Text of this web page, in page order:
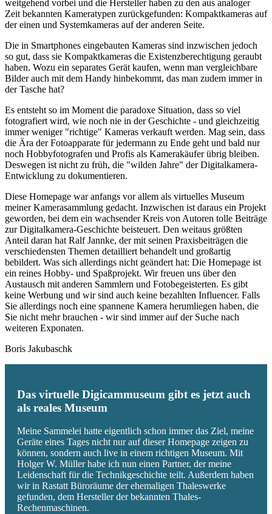
weitgehend vorbei und die Hersteller haben zu den aus analoger
Zeit bekannten Kameratypen zurückgefunden: Kompaktkameras auf
der einen und Systemkameras auf der anderen Seite.
Die in Smartphones eingebauten Kameras sind inzwischen jedoch
so gut, dass sie Kompaktkameras die Existenzberechtigung geraubt
haben. Wozu ein separates Gerät kaufen, wenn man vergleichbare
Bilder auch mit dem Handy hinbekommt, das man zudem immer in
der Tasche hat?
Es entsteht so im Moment die paradoxe Situation, dass so viel
fotografiert wird, wie noch nie in der Geschichte - und gleichzeitig
immer weniger "richtige" Kameras verkauft werden. Mag sein, dass
die Ära der Fotoapparate für jedermann zu Ende geht und bald nur
noch Hobbyfotografen und Profis als Kamerakäufer übrig bleiben.
Deswegen ist nicht zu früh, die "wilden Jahre" der Digitalkamera-
Entwicklung zu dokumentieren.
Diese Homepage war anfangs vor allem als virtuelles Museum
meiner Kamerasammlung gedacht. Inzwischen ist daraus ein Projekt
geworden, bei dem ein wachsender Kreis von Autoren tolle Beiträge
zur Digitalkamera-Geschichte beisteuert. Den weitaus größten
Anteil daran hat Ralf Jannke, der mit seinen Praxisbeiträgen die
verschiedensten Themen detailliert behandelt und großartig
bebildert. Was sich allerdings nicht geändert hat: Die Homepage ist
ein reines Hobby- und Spaßprojekt. Wir freuen uns über den
Austausch mit anderen Sammlern und Fotobegeisterten. Es gibt
keine Werbung und wir sind auch keine bezahlten Influencer. Falls
Sie allerdings noch eine spannene Kamera herumliegen haben, die
Sie nicht mehr brauchen - wir sind immer auf der Suche nach
weiteren Exponaten.
Boris Jakubaschk
Das virtuelle Digicammuseum gibt es jetzt auch
als reales Museum
Meine Sammelei hatte eigentlich schon immer das Ziel, meine
Geräte eines Tages nicht nur auf dieser Homepage zeigen zu
können, sondern auch live in einem richtigen Museum. Mit
Holger W. Müller habe ich nun einen Partner, der meine
Leidenschaft für die Technikgeschichte teilt. Außerdem haben
wir in Rastatt Büroräume der ehemaligen Thaleswerke
gefunden, dem Hersteller der bekannten Thales-
Rechenmaschinen.